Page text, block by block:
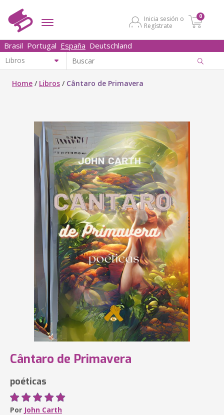
Inicia sesión o
Regístrate
0
Brasil Portugal España Deutschland
Home / Libros / Cântaro de Primavera
Cântaro de Primavera
poéticas
Por John Carth